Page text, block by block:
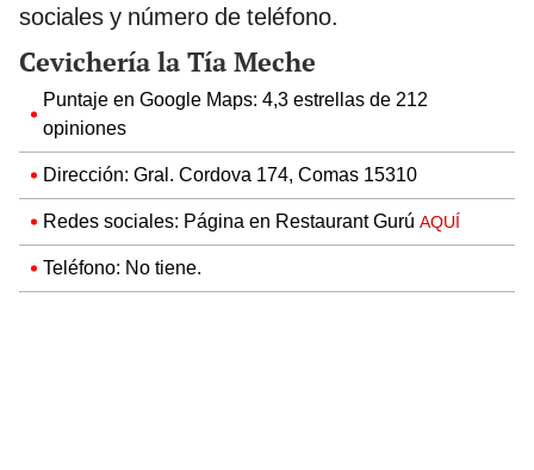
sociales y número de teléfono.
Cevichería la Tía Meche
Puntaje en Google Maps: 4,3 estrellas de 212
opiniones
Dirección: Gral. Cordova 174, Comas 15310
Redes sociales: Página en Restaurant Gurú AQUÍ
Teléfono: No tiene.